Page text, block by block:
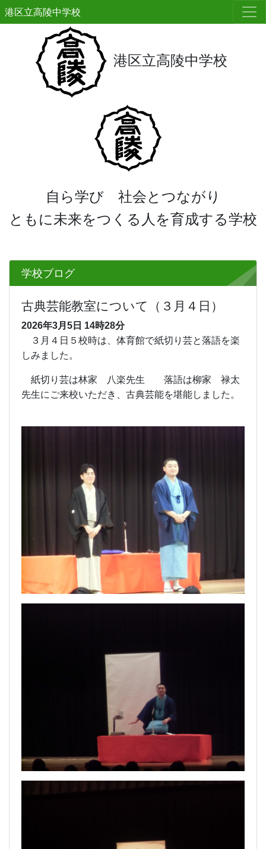
港区立高陵中学校
港区立高陵中学校
自ら学び 社会とつながり
ともに未来をつくる人を育成する学校
学校ブログ
古典芸能教室について（３月４日）
2026年3月5日 14時28分
３月４日５校時は、体育館で紙切り芸と落語を楽
しみました。
紙切り芸は林家 八楽先生 落語は柳家 禄太
先生にご来校いただき、古典芸能を堪能しました。